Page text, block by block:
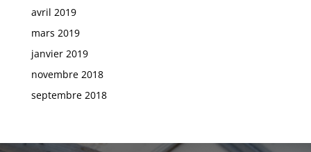
avril 2019
mars 2019
janvier 2019
novembre 2018
septembre 2018